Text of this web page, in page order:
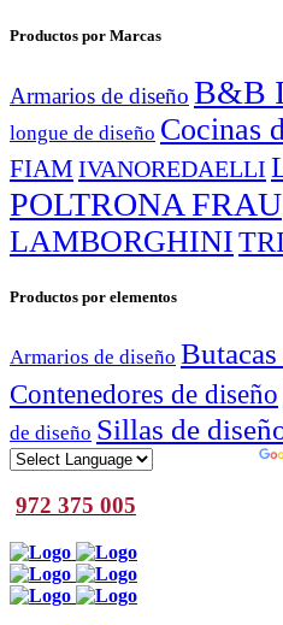
Productos por Marcas
Armarios de diseño B&B
longue de diseño Cocinas
FIAM IVANOREDAELLI
POLTRONA FRAU
LAMBORGHINI
Productos por elementos
Armarios de diseño
Contenedores de diseño
de diseño Sillas de
972 375 005